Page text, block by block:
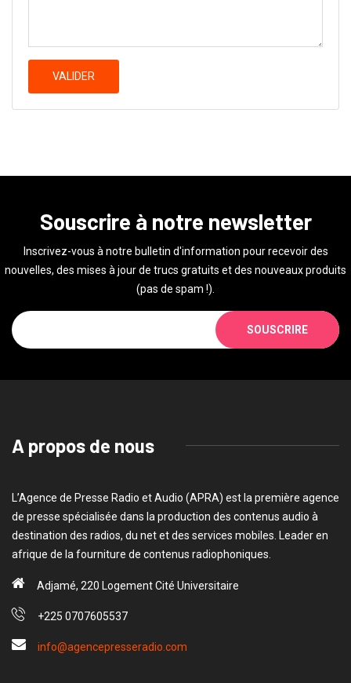
VALIDER
Souscrire à notre newsletter
Inscrivez-vous à notre bulletin d'information pour recevoir des
nouvelles, des mises à jour de trucs gratuits et des nouveaux produits
(pas de spam !).
SOUSCRIRE
A propos de nous
L’Agence de Presse Radio et Audio (APRA) est la première agence
de presse spécialisée dans la production des contenus audio à
destination des radios, du net et des services mobiles. Leader en
afrique de la fourniture de contenus radiophoniques.
Adjamé, 220 Logement Cité Universitaire
+225 0707605537
info@agencepresseradio.com